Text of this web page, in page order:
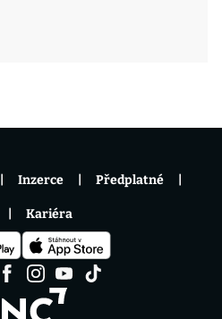
Inzerce Předplatné
Kariéra